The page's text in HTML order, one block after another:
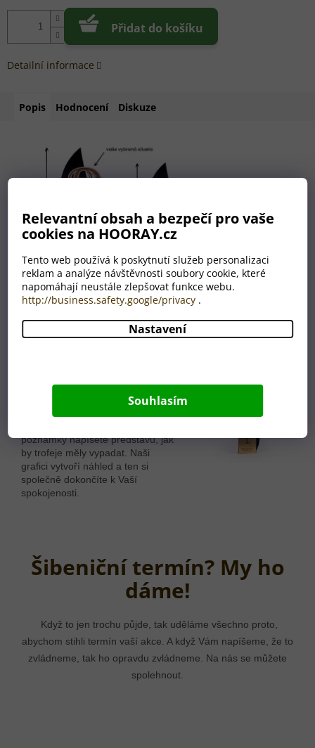
Relevantní obsah a bezpečí pro vaše
cookies na HOORAY.cz
Tento web používá k poskytnutí služeb personalizaci
reklam a analýze návštěvnosti soubory cookie, které
napomáhají neustále zlepšovat funkce webu.
http://business.safety.google/privacy .
Nastavení
Souhlasím
Přidat do košíku
Detailní informace
Popis Hodnocení Diskuze
Nemáte grafika? Nevadí!
poznámky napíšete představu, jak
by trofeje měly vypadat. Naši
grafici vytvoří náhled a ten si
společně dokončíte k Vaší
spokojenosti.
Šibeniční termín? My ho
dáme!
Když to jen trochu půjde, tak uděláme všechno proto,
abychom stihli termín vaší akce. A když Vám napíšeme, že to
zvládneme, tak ho opravdu zvládneme. Na nás se můžete
spolehnout.